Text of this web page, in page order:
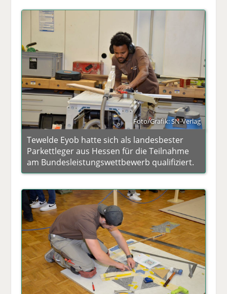
Foto/Grafik: SN-Verlag
Tewelde Eyob hatte sich als landesbester
Parkettleger aus Hessen für die Teilnahme
am Bundesleistungswettbewerb qualifiziert.